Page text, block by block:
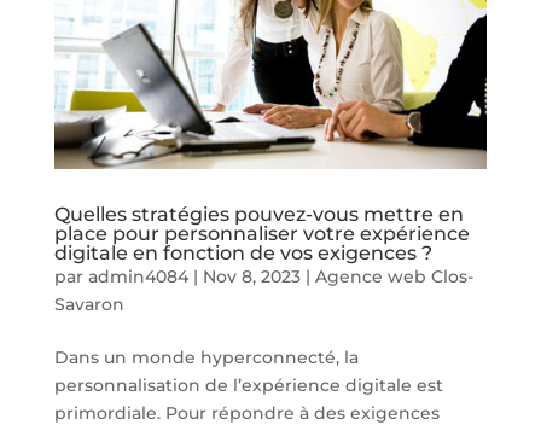
Quelles stratégies pouvez-vous mettre en
place pour personnaliser votre expérience
digitale en fonction de vos exigences ?
par admin4084| Nov 8, 2023| Agence web Clos-
Savaron
Dans un monde hyperconnecté, la
personnalisation de l’expérience digitale est
primordiale. Pour répondre à des exigences